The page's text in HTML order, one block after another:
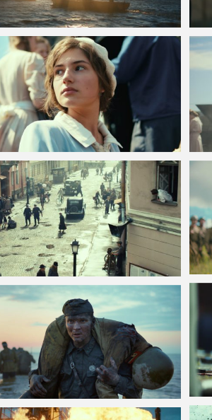
EN GRAND FORMAT
EN GRAND FORMAT
EN GRAND FORMAT